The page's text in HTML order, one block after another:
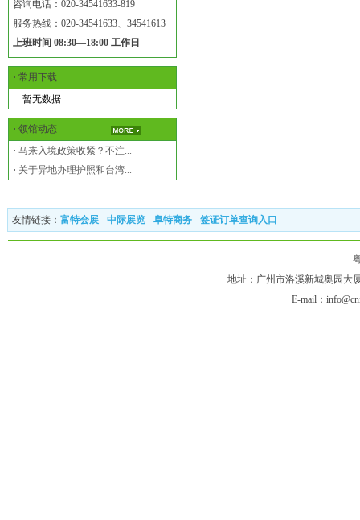
咨询电话：020-34541633-819
服务热线：020-34541633、34541613
上班时间 08:30—18:00 工作日
· 常用下载
暂无数据
· 领馆动态
· 马来入境政策收紧？不注...
· 关于异地办理护照和台湾...
友情链接： 富特会展 中际展览 阜特商务 签证订单查询入口
地址：广州市洛溪新城奥园大
E-mail：